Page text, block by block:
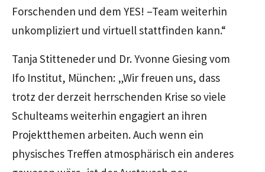
Forschenden und dem YES! –Team weiterhin
unkompliziert und virtuell stattfinden kann.“
Tanja Stitteneder und Dr. Yvonne Giesing vom
Ifo Institut, München: „Wir freuen uns, dass
trotz der derzeit herrschenden Krise so viele
Schulteams weiterhin engagiert an ihren
Projektthemen arbeiten. Auch wenn ein
physisches Treffen atmosphärisch ein anderes